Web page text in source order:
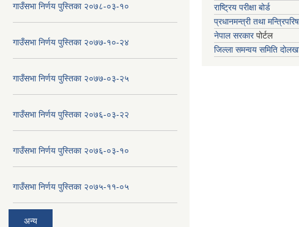
गाउँसभा निर्णय पुस्तिका २०७८-०३-१०
गाउँसभा निर्णय पुस्तिका २०७७-१०-२४
गाउँसभा निर्णय पुस्तिका २०७७-०३-२५
गाउँसभा निर्णय पुस्तिका २०७६-०३-२२
गाउँसभा निर्णय पुस्तिका २०७६-०३-१०
गाउँसभा निर्णय पुस्तिका २०७५-११-०५
अन्य
राष्ट्रिय परीक्षा बोर्ड
प्रधानमन्त्री तथा
नेपाल सरकारपोर्टल
जिल्ला समन्वय समिति